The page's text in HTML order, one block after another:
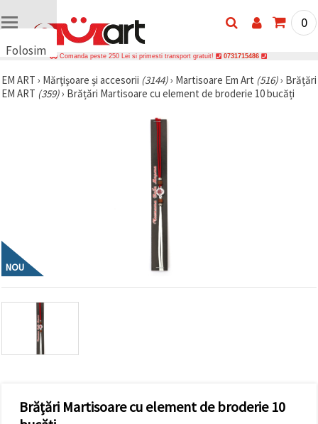
Folosim
uri
🍪 Folosim
și, cu
acordul
dumneavoastră,
traficul și a
conținut și
noștri de
analiză și
0
Comanda peste 250 Lei si primesti transport gratuit! 0731715486
EM ART › Mărţişoare și accesorii (3144)› Martisoare Em Art (516)› Brățări
EM ART (359)› Brățări Martisoare cu element de broderie 10 bucăți
NOU
Brățări Martisoare cu element de broderie 10